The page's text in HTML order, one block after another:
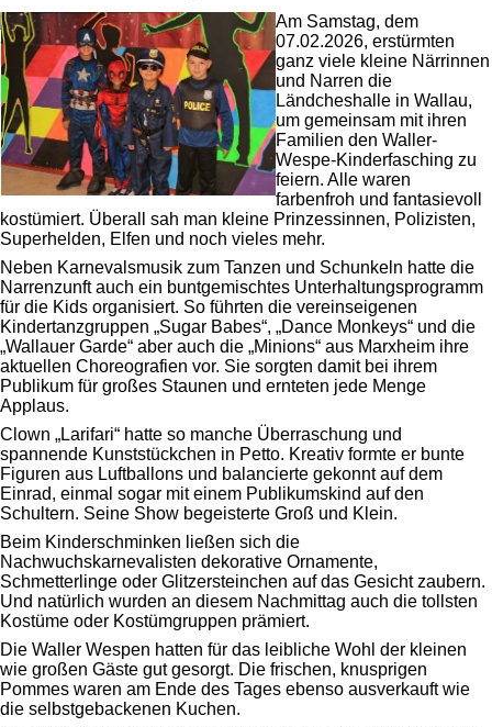
Am Samstag, dem
07.02.2026, erstürmten
ganz viele kleine Närrinnen
und Narren die
Ländcheshalle in Wallau,
um gemeinsam mit ihren
Familien den Waller-
Wespe-Kinderfasching zu
feiern. Alle waren
farbenfroh und fantasievoll
kostümiert. Überall sah man kleine Prinzessinnen, Polizisten,
Superhelden, Elfen und noch vieles mehr.
Neben Karnevalsmusik zum Tanzen und Schunkeln hatte die
Narrenzunft auch ein buntgemischtes Unterhaltungsprogramm
für die Kids organisiert. So führten die vereinseigenen
Kindertanzgruppen „Sugar Babes“, „Dance Monkeys“ und die
„Wallauer Garde“ aber auch die „Minions“ aus Marxheim ihre
aktuellen Choreografien vor. Sie sorgten damit bei ihrem
Publikum für großes Staunen und ernteten jede Menge
Applaus.
Clown „Larifari“ hatte so manche Überraschung und
spannende Kunststückchen in Petto. Kreativ formte er bunte
Figuren aus Luftballons und balancierte gekonnt auf dem
Einrad, einmal sogar mit einem Publikumskind auf den
Schultern. Seine Show begeisterte Groß und Klein.
Beim Kinderschminken ließen sich die
Nachwuchskarnevalisten dekorative Ornamente,
Schmetterlinge oder Glitzersteinchen auf das Gesicht zaubern.
Und natürlich wurden an diesem Nachmittag auch die tollsten
Kostüme oder Kostümgruppen prämiert.
Die Waller Wespen hatten für das leibliche Wohl der kleinen
wie großen Gäste gut gesorgt. Die frischen, knusprigen
Pommes waren am Ende des Tages ebenso ausverkauft wie
die selbstgebackenen Kuchen.